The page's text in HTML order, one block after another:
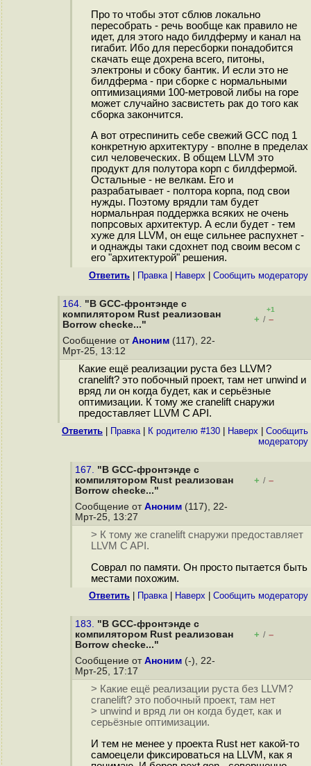
Про то чтобы этот сблюв локально
пересобрать - речь вообще как правило не
идет, для этого надо билдферму и канал на
гигабит. Ибо для пересборки понадобится
скачать еще дохрена всего, питоны,
электроны и сбоку бантик. И если это не
билдферма - при сборке с нормальными
оптимизациями 100-метровой либы на горе
может случайно засвистеть рак до того как
сборка закончится.
А вот отреспинить себе свежий GCC под 1
конкретную архитектуру - вполне в пределах
сил человеческих. В общем LLVM это
продукт для полутора корп с билдфермой.
Остальные - не велкам. Его и
разрабатывает - полтора корпа, под свои
нужды. Поэтому врядли там будет
нормальнрая поддержка всяких не очень
попрсовых архитектур. А если будет - тем
хуже для LLVM, он еще сильнее распухнет -
и однажды таки сдохнет под своим весом с
его "архитектурой" решения.
Ответить Правка| Наверх Cообщить модератору
164. "В GCC-фронтэнде с
компилятором Rust реализован
Borrow checke..."
+1
+ / –
Сообщение от Аноним (117), 22-
Мрт-25, 13:12
Какие ещё реализации руста без LLVM?
cranelift? это побочный проект, там нет unwind и
вряд ли он когда будет, как и серьёзные
оптимизации. К тому же cranelift снаружи
предоставляет LLVM C API.
Ответить Правка| К родителю #130 Наверх
Cообщить
модератору
167. "В GCC-фронтэнде с
компилятором Rust реализован
Borrow checke..."
+ / –
Сообщение от Аноним (117), 22-
Мрт-25, 13:27
> К тому же cranelift снаружи предоставляет
LLVM C API.
Соврал по памяти. Он просто пытается быть
местами похожим.
Ответить Правка| Наверх Cообщить модератору
183. "В GCC-фронтэнде с
компилятором Rust реализован
Borrow checke..."
+ / –
Сообщение от Аноним (-), 22-
Мрт-25, 17:17
> Какие ещё реализации руста без LLVM?
cranelift? это побочный проект, там нет
> unwind и вряд ли он когда будет, как и
серьёзные оптимизации.
И тем не менее у проекта Rust нет какой-то
самоецели фиксироваться на LLVM, как я